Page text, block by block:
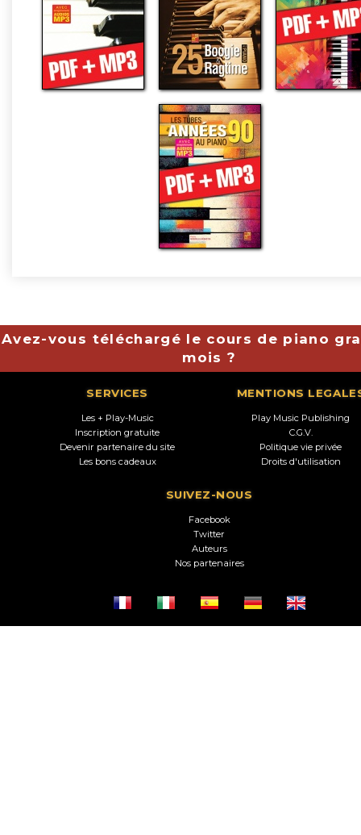
Avez-vous téléchargé le cours de piano
mois ?
SERVICES
Les + Play-Music
Inscription gratuite
Devenir partenaire du site
Les bons cadeaux
MENTIONS
Play Music Publishing
C.G.V.
Politique vie privée
Droits d'utilisation
SUIVEZ-NOUS
Facebook
Twitter
Auteurs
Nos partenaires